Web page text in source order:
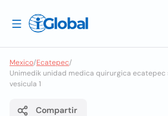
Mexico/Ecatepec/
Unimedik unidad medica quirurgica
vesicula 1
Compartir